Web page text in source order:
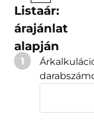
Listaár:
árajánlat
alapján
1